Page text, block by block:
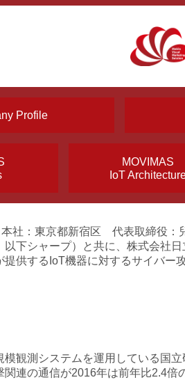
Profile
MOVIMAS
IoT
本社：東京都新宿区 代表取締役
下シャープ）と共に、株式会社
提供するIoT機器に対するサイバー
観測システムを運用している国
関連の通信が2016年は前年比2.4